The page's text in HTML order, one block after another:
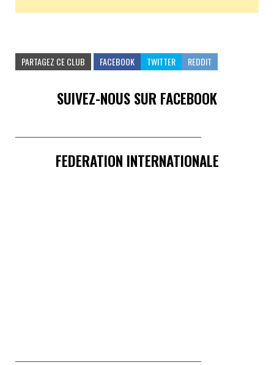
PARTAGEZ CE CLUB FACEBOOK TWITTER REDDIT
SUIVEZ-NOUS SUR FACEBOOK
FEDERATION INTERNATIONALE